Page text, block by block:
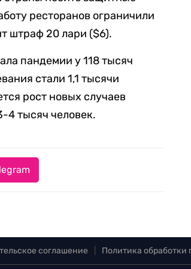
ресторанов ограничили
штраф 20 лари ($6).
пандемии у 118 тысяч
стали 1,1 тысячи
рост новых случаев
4 тысяч человек.
соглашение Политика